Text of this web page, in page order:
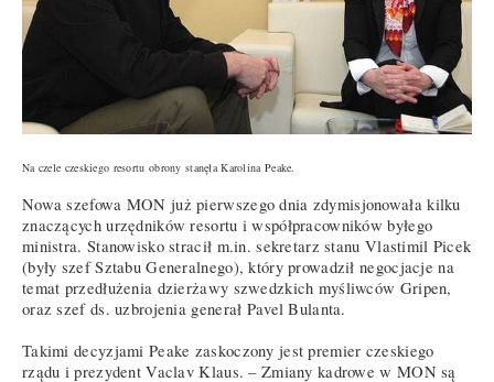
Na czele czeskiego resortu obrony stanęła Karolina Peake.
Nowa szefowa MON już pierwszego dnia zdymisjonowała kilku
znaczących urzędników resortu i współpracowników byłego
ministra. Stanowisko stracił m.in. sekretarz stanu Vlastimil Picek
(były szef Sztabu Generalnego), który prowadził negocjacje na
temat przedłużenia dzierżawy szwedzkich myśliwców Gripen,
oraz szef ds. uzbrojenia generał Pavel Bulanta.
Takimi decyzjami Peake zaskoczony jest premier czeskiego
rządu i prezydent Vaclav Klaus. – Zmiany kadrowe w MON są